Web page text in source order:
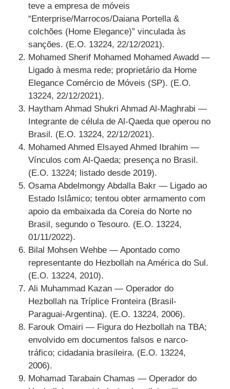
teve a empresa de móveis
“Enterprise/Marrocos/Daiana Portella &
colchões (Home Elegance)” vinculada às
sanções. (E.O. 13224, 22/12/2021).
Mohamed Sherif Mohamed Mohamed Awadd —
Ligado à mesma rede; proprietário da Home
Elegance Comércio de Móveis (SP). (E.O.
13224, 22/12/2021).
Haytham Ahmad Shukri Ahmad Al-Maghrabi —
Integrante de célula de Al-Qaeda que operou no
Brasil. (E.O. 13224, 22/12/2021).
Mohamed Ahmed Elsayed Ahmed Ibrahim —
Vínculos com Al-Qaeda; presença no Brasil.
(E.O. 13224; listado desde 2019).
Osama Abdelmongy Abdalla Bakr — Ligado ao
Estado Islâmico; tentou obter armamento com
apoio da embaixada da Coreia do Norte no
Brasil, segundo o Tesouro. (E.O. 13224,
01/11/2022).
Bilal Mohsen Wehbe — Apontado como
representante do Hezbollah na América do Sul.
(E.O. 13224, 2010).
Ali Muhammad Kazan — Operador do
Hezbollah na Tríplice Fronteira (Brasil-
Paraguai-Argentina). (E.O. 13224, 2006).
Farouk Omairi — Figura do Hezbollah na TBA;
envolvido em documentos falsos e narco-
tráfico; cidadania brasileira. (E.O. 13224,
2006).
Mohamad Tarabain Chamas — Operador do